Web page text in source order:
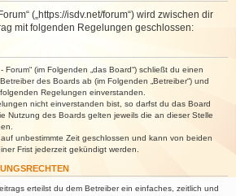
(„https://isdv.net/forum“) wird zwischen dir
mit folgenden Regelungen geschlossen:
Forum“ (im Folgenden „das Board“) schließt du einen
des Boards ab (im Folgenden „Betreiber“) und
Regelungen einverstanden.
nicht einverstanden bist, so darfst du das Board
Nutzung des Boards gelten jeweils die an dieser Stelle
unbestimmte Zeit geschlossen und kann von beiden
Frist jederzeit gekündigt werden.
erteilst du dem Betreiber ein einfaches, zeitlich und